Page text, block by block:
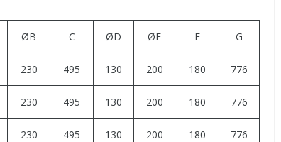
ØB C ØD ØE F G
230 495 130 200 180 776
230 495 130 200 180 776
230 495 130 200 180 776